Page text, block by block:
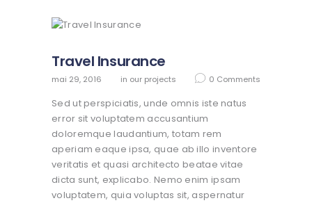
Travel Insurance
mai 29, 2016 in our projects 0 Comments
Sed ut perspiciatis, unde omnis iste natus
error sit voluptatem accusantium
doloremque laudantium, totam rem
aperiam eaque ipsa, quae ab illo inventore
veritatis et quasi architecto beatae vitae
dicta sunt, explicabo. Nemo enim ipsam
voluptatem, quia voluptas sit, aspernatur